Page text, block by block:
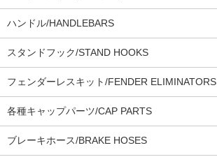
ハンドル/HANDLEBARS
スタンドフック/STAND HOOKS
フェンダーレスキット/FENDER ELIMINATORS
各種キャップパーツ/CAP PARTS
ブレーキホース/BRAKE HOSES